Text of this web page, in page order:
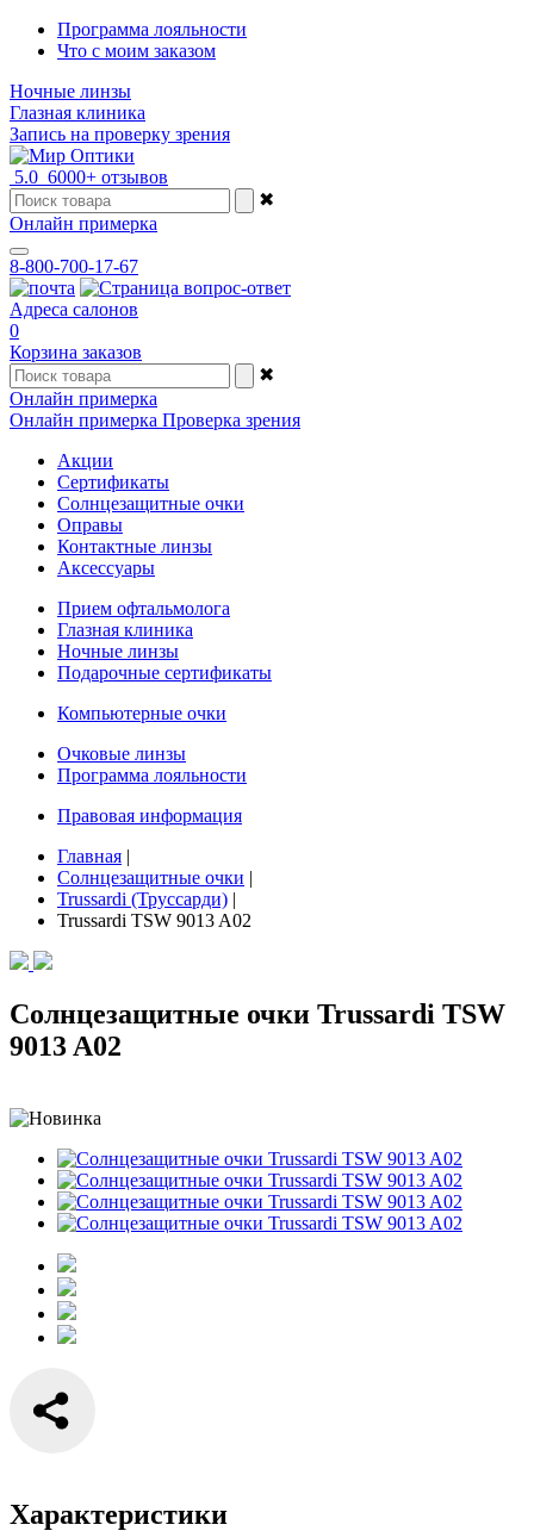
Программа лояльности
Что с моим заказом
Ночные линзы
Глазная клиника
Запись на проверку зрения
5.0 6000+ отзывов
✖
Онлайн примерка
8-800-700-17-67
Адреса салонов
0
Корзина заказов
✖
Онлайн примерка
Онлайн примерка Проверка зрения
Акции
Сертификаты
Солнцезащитные очки
Оправы
Контактные линзы
Аксессуары
Прием офтальмолога
Глазная клиника
Ночные линзы
Подарочные сертификаты
Компьютерные очки
Очковые линзы
Программа лояльности
Правовая информация
Главная |
Солнцезащитные очки |
Trussardi (Труссарди) |
Trussardi TSW 9013 A02
Солнцезащитные очки Trussardi TSW
9013 A02
Характеристики